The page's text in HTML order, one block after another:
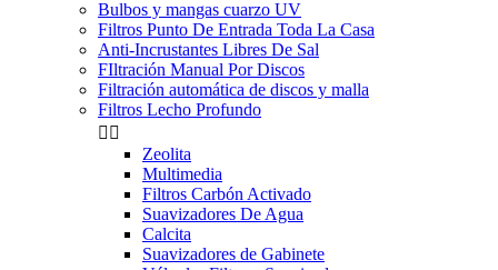
Bulbos y mangas cuarzo UV
Filtros Punto De Entrada Toda La Casa
Anti-Incrustantes Libres De Sal
FIltración Manual Por Discos
Filtración automática de discos y malla
Filtros Lecho Profundo
 
Zeolita
Multimedia
Filtros Carbón Activado
Suavizadores De Agua
Calcita
Suavizadores de Gabinete